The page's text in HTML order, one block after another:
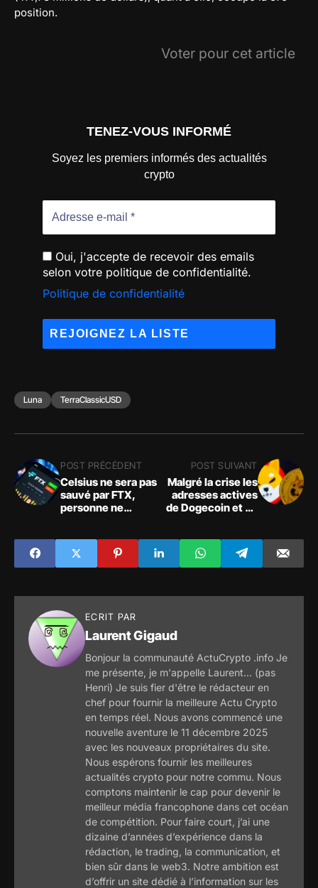
position.
Voter pour cet article
TENEZ-VOUS INFORMÉ
Soyez les premiers informés des actualités
crypto
Oui, j'accepte de recevoir des emails
selon votre politique de confidentialité.
Politique de confidentialité
Luna TerraClassicUSD
POST PRÉCÉDENT
Celsius ne sera pas
sauvé par FTX,
personne ne
chute, les fonds
seront perdus
POST SUIVANT
Malgré la crise les
adresses actives
de Dogecoin et de
de 30% ces
derniers jours
ECRIT PAR
Laurent Gigaud
Bonjour la communauté ActuCrypto .info Je
me présente, je m'appelle Laurent... (pas
Henri) Je suis fier d'être le rédacteur en
chef pour fournir la meilleure Actu Crypto
en temps réel. Nous avons commencé une
nouvelle aventure le 11 décembre 2025
avec les nouveaux propriétaires du site.
Nous espérons fournir les meilleures
actualités crypto pour notre commu. Nous
comptons maintenir le cap pour devenir le
meilleur média francophone dans cet océan
de compétition. Pour faire court, j’ai une
dizaine d’années d’expérience dans la
rédaction, le trading, la communication, et
bien sûr dans le web3. Notre ambition est
d’offrir un site dédié à l’information sur les